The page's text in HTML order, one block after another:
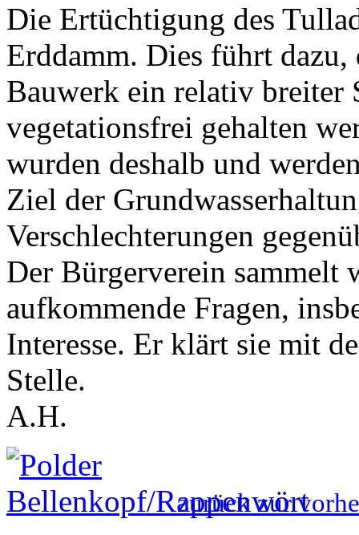
Die Ertüchtigung des
Erddamm. Dies führt dazu,
Bauwerk ein relativ breiter
vegetationsfrei gehalten
wurden deshalb und
Ziel der
Verschlechterungen
Der Bürgerverein sammelt
aufkommende Fragen,
Interesse. Er klärt sie mit
Stelle.
A.H.
zurück zur